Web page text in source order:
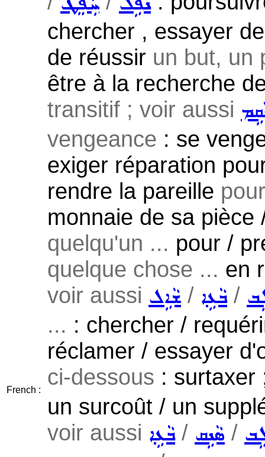
French :
chercher , essayer
de réussir un but, un
être à la recherche
transitif ; voir aussi
vengeance : se
exiger réparation
rendre la pareille
monnaie de sa
quelqu'un ... pour /
quelque chose ... en
voir aussi ܫܵܐܹܠ / ܒܵܥܹܐ/
... : chercher /
réclamer / essayer
ci-dessous :
un surcoût / un
voir aussi ܒܵܥܹܐ/ ܣܵܢܹܩ /